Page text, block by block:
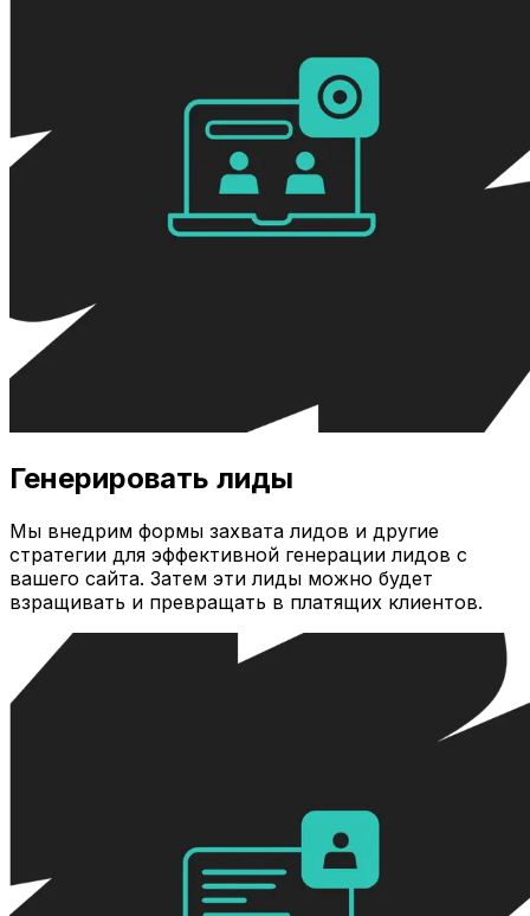
Генерировать лиды
Мы внедрим формы захвата лидов и другие
стратегии для эффективной генерации лидов с
вашего сайта. Затем эти лиды можно будет
взращивать и превращать в платящих клиентов.